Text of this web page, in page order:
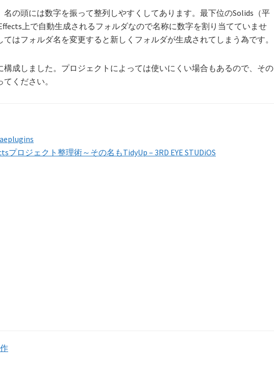
名の頭には数字を振って整列しやすくしてあります。最下位のSolids（平
上で自動生成されるフォルダなので名称に数字を割り当てていませ
はフォルダ名を変更すると新しくフォルダが生成されてしまう為です。
構成しました。プロジェクトによっては使いにくい場合もあるので、その
ください。
プロジェクト整理術～その名もTidyUp – 3RD EYE STUDiOS